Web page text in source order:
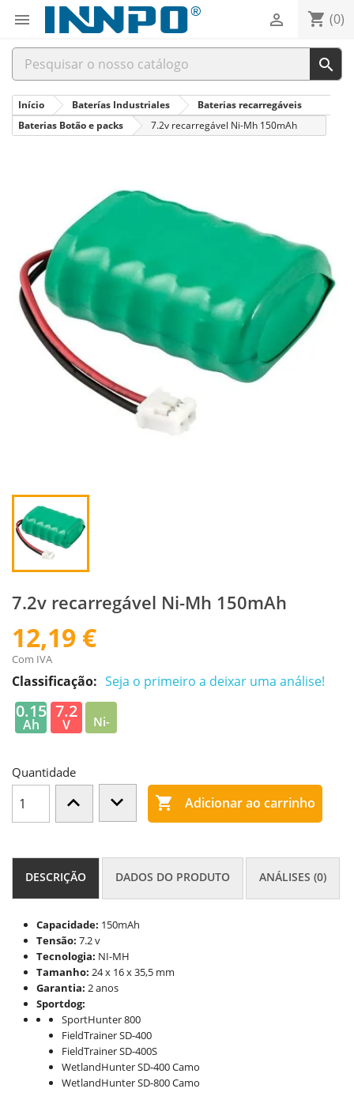
 shopping_cart (0)


Início Baterías Industriales
Baterias recarregáveis
Baterias Botão e packs
7.2v recarregável Ni-Mh 150mAh
7.2v recarregável Ni-Mh 150mAh
12,19 €
Com IVA
Classificação: Seja o primeiro a deixar uma análise!
0.15
Ah
7.2
V
Ni-
Quantidade
 Adicionar ao carrinho
DESCRIÇÃO DADOS DO PRODUTO ANÁLISES (0)
Capacidade: 150mAh
Tensão: 7.2 v
Tecnologia: NI-MH
Tamanho: 24 x 16 x 35,5 mm
Garantia: 2 anos
Sportdog:
SportHunter 800
FieldTrainer SD-400
FieldTrainer SD-400S
WetlandHunter SD-400 Camo
WetlandHunter SD-800 Camo